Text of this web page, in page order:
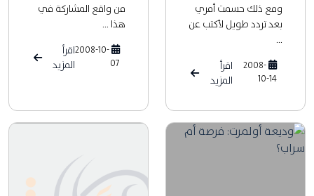
ومع ذلك حسمت أمري
بعد تردد طويل لأكتب عن
2008-
10-14
اقرأ
المزيد
من واقع المشاركة في
هذا ...
2008-10-
07
اقرأ
المزيد